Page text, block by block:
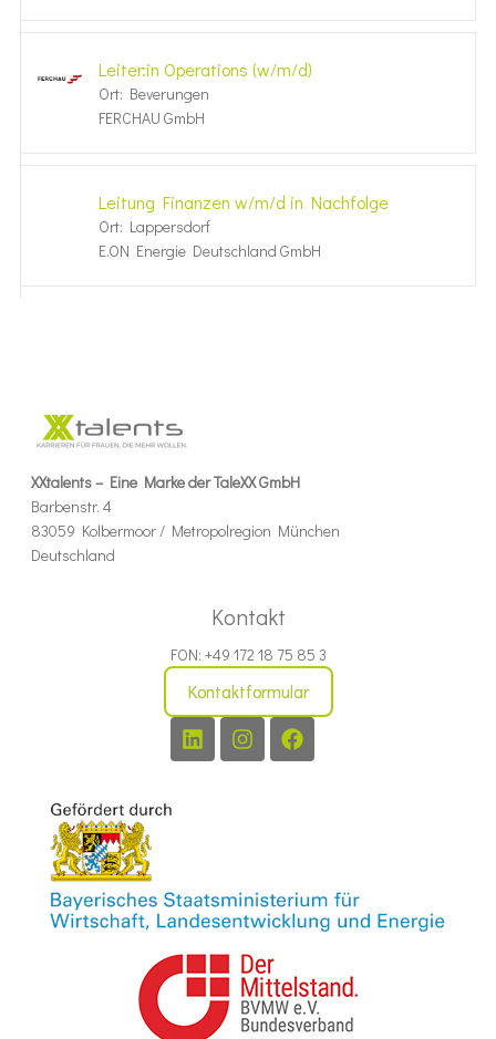
Leiter:in Opera­tions (w/m/d)
Ort: Beverungen
FERCHAU GmbH
Leitung Finanzen w/m/d in Nachfolge
Ort: Lappersdorf
E.ON Energie Deutschland GmbH
XXtalents – Eine Marke der TaleXX GmbH
Barbenstr. 4
83059 Kolbermoor / Metropolregion München
Deutschland
Kontakt
FON: +49 172 18 75 85 3
Kontaktformular